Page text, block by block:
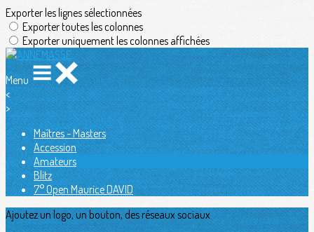
Exporter les lignes sélectionnées
Exporter toutes les colonnes
Exporter uniquement les colonnes affichées
Menu
<
>
Maîtres - Masters
Accession
Amateurs
Blitz
7° Open Maurice DAVID
Ajoutez un logo, un bouton, des réseaux sociaux